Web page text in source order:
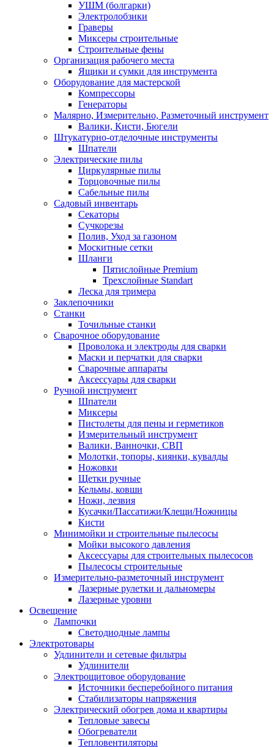
УШМ (болгарки)
Электролобзики
Граверы
Миксеры строительные
Строительные фены
Организация рабочего места
Ящики и сумки для инструмента
Оборудование для мастерской
Компрессоры
Генераторы
Малярно, Измерительно, Разметочный инструмент
Валики, Кисти, Бюгели
Штукатурно-отделочные инструменты
Шпатели
Электрические пилы
Циркулярные пилы
Торцовочные пилы
Сабельные пилы
Садовый инвентарь
Секаторы
Сучкорезы
Полив, Уход за газоном
Москитные сетки
Шланги
Пятислойные Premium
Трехслойные Standart
Леска для тримера
Заклепочники
Станки
Точильные станки
Сварочное оборудование
Проволока и электроды для сварки
Маски и перчатки для сварки
Сварочные аппараты
Аксессуары для сварки
Ручной инструмент
Шпатели
Миксеры
Пистолеты для пены и герметиков
Измерительный инструмент
Валики, Ванночки, СВП
Молотки, топоры, киянки, кувалды
Ножовки
Щетки ручные
Кельмы, ковши
Ножи, лезвия
Кусачки/Пассатижи/Клещи/Ножницы
Кисти
Минимойки и строительные пылесосы
Мойки высокого давления
Аксессуары для строительных пылесосов
Пылесосы строительные
Измерительно-разметочный инструмент
Лазерные рулетки и дальномеры
Лазерные уровни
Освещение
Лампочки
Светодиодные лампы
Электротовары
Удлинители и сетевые фильтры
Удлинители
Электрощитовое оборудование
Источники бесперебойного питания
Стабилизаторы напряжения
Электрический обогрев дома и квартиры
Тепловые завесы
Обогреватели
Тепловентиляторы